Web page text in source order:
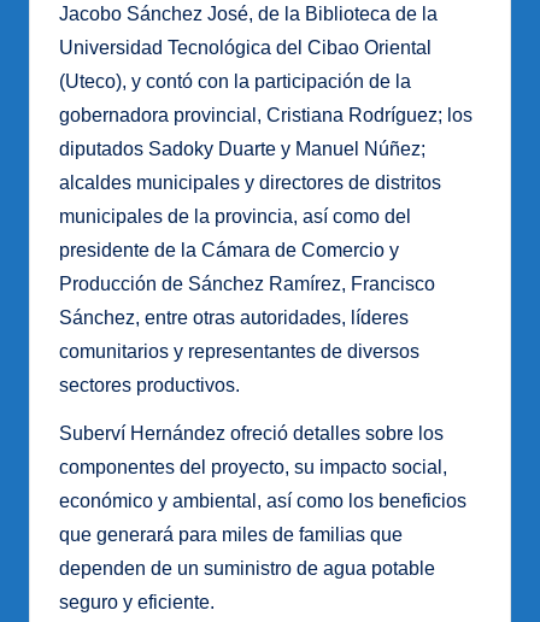
Jacobo Sánchez José, de la Biblioteca de la
Universidad Tecnológica del Cibao Oriental
(Uteco), y contó con la participación de la
gobernadora provincial, Cristiana Rodríguez; los
diputados Sadoky Duarte y Manuel Núñez;
alcaldes municipales y directores de distritos
municipales de la provincia, así como del
presidente de la Cámara de Comercio y
Producción de Sánchez Ramírez, Francisco
Sánchez, entre otras autoridades, líderes
comunitarios y representantes de diversos
sectores productivos.
Suberví Hernández ofreció detalles sobre los
componentes del proyecto, su impacto social,
económico y ambiental, así como los beneficios
que generará para miles de familias que
dependen de un suministro de agua potable
seguro y eficiente.